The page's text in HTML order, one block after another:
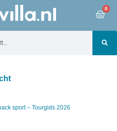
0
sport – Tourgids 2026